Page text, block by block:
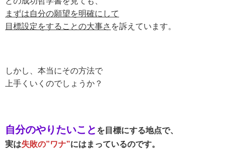
まずは自分の願望を明確にして
目標設定をすることの大事さ を訴えています。
しかし、本当にその方法で
上手くいくのでしょうか？
自分のやりたいこと を目標にする地点で、
実は失敗の”ワナ”にはまっているのです。